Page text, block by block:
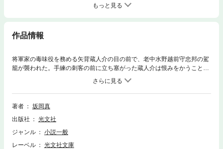
もっと見る
作品情報
将軍家の毒味役を務める矢背蔵人介の目の前で、老中水野越前守忠邦の駕
籠が襲われた。手練の刺客の前に立ち塞がった蔵人介は恨みをかうこと
に。そして、蔵人介にも危機が迫る！ 「誇りさえあれば、虚しいことな
どひとつもない」という思いを胸に蔵人介は悪に立ち向かう。大好評「鬼
役」シリーズ、新装版の第九弾。
著者
坂岡真
出版社
光文社
ジャンル
小説一般
レーベル
光文社文庫